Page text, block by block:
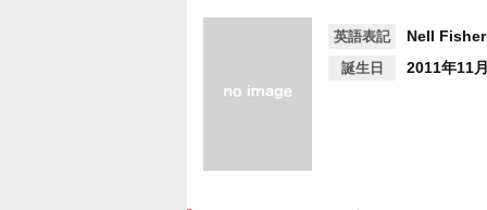
英語表記 Nell Fisher
誕生日 2011年11